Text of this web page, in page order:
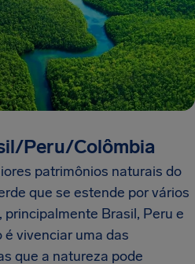
Peru/Colômbia
patrimônios naturais do
que se estende por vários
principalmente Brasil, Peru e
é vivenciar uma das
que a natureza pode